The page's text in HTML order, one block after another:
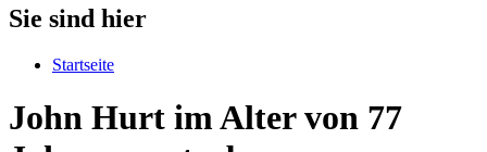
Sie sind hier
Startseite
John Hurt im Alter von 77